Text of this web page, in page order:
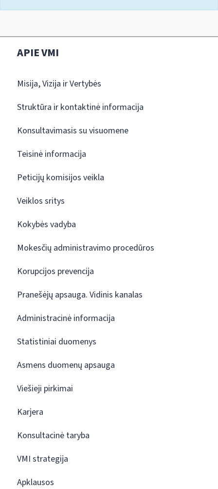
APIE VMI
Misija, Vizija ir Vertybės
Struktūra ir kontaktinė informacija
Konsultavimasis su visuomene
Teisinė informacija
Peticijų komisijos veikla
Veiklos sritys
Kokybės vadyba
Mokesčių administravimo procedūros
Korupcijos prevencija
Pranešėjų apsauga. Vidinis kanalas
Administracinė informacija
Statistiniai duomenys
Asmens duomenų apsauga
Viešieji pirkimai
Karjera
Konsultacinė taryba
VMI strategija
Apklausos